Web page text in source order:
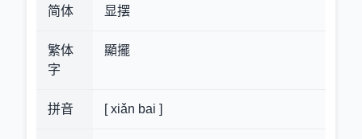
简体 显摆
繁体
字
顯擺
拼音 [ xiǎn bai ]